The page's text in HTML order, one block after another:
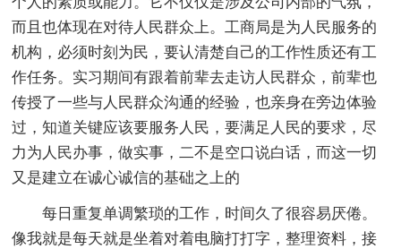
而且也体现在对待人民群众上。工商局是为人民服务的
机构，必须时刻为民，要认清楚自己的工作性质还有工
作任务。实习期间有跟着前辈去走访人民群众，前辈也
传授了一些与人民群众沟通的经验，也亲身在旁边体验
过，知道关键应该要服务人民，要满足人民的要求，尽
力为人民办事，做实事，二不是空口说白话，而这一切
又是建立在诚心诚信的基础之上的
每日重复单调繁琐的工作，时间久了很容易厌倦。
像我就是每天就是坐着对着电脑打打字，整理资料，接